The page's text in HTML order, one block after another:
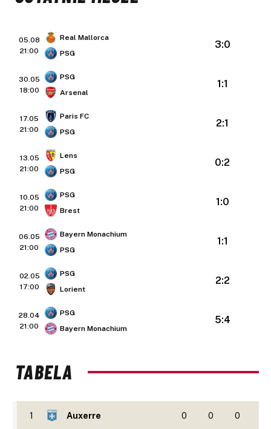
05.08
21:00
Real Mallorca
PSG
3:0
30.05
18:00
PSG
Arsenal
1:1
17.05
21:00
Paris FC
PSG
2:1
13.05
21:00
Lens
PSG
0:2
10.05
21:00
PSG
Brest
1:0
06.05
21:00
Bayern Monachium
PSG
1:1
02.05
17:00
PSG
Lorient
2:2
28.04
21:00
PSG
Bayern Monachium
5:4
TABELA
1 Auxerre 0 0 0